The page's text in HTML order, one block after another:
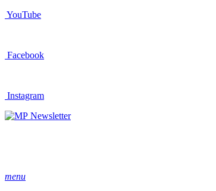
YouTube
Facebook
Instagram
Newsletter
menu